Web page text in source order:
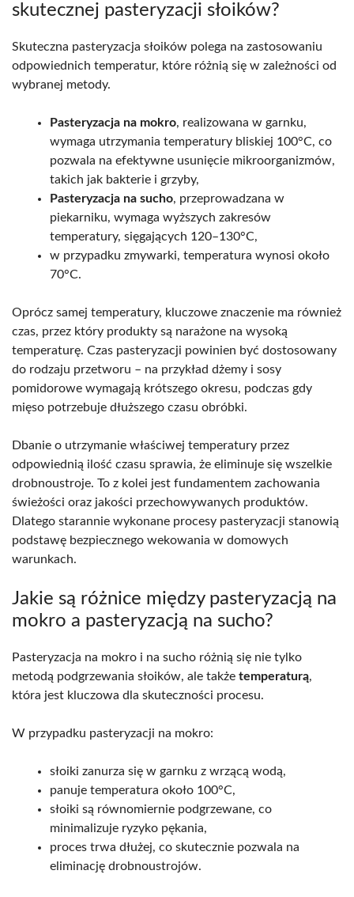
skutecznej pasteryzacji słoików?
Skuteczna pasteryzacja słoików polega na zastosowaniu
odpowiednich temperatur, które różnią się w zależności od
wybranej metody.
Pasteryzacja na mokro, realizowana w garnku,
wymaga utrzymania temperatury bliskiej 100°C, co
pozwala na efektywne usunięcie mikroorganizmów,
takich jak bakterie i grzyby,
Pasteryzacja na sucho, przeprowadzana w
piekarniku, wymaga wyższych zakresów
temperatury, sięgających 120–130°C,
w przypadku zmywarki, temperatura wynosi około
70°C.
Oprócz samej temperatury, kluczowe znaczenie ma również
czas, przez który produkty są narażone na wysoką
temperaturę. Czas pasteryzacji powinien być dostosowany
do rodzaju przetworu – na przykład dżemy i sosy
pomidorowe wymagają krótszego okresu, podczas gdy
mięso potrzebuje dłuższego czasu obróbki.
Dbanie o utrzymanie właściwej temperatury przez
odpowiednią ilość czasu sprawia, że eliminuje się wszelkie
drobnoustroje. To z kolei jest fundamentem zachowania
świeżości oraz jakości przechowywanych produktów.
Dlatego starannie wykonane procesy pasteryzacji stanowią
podstawę bezpiecznego wekowania w domowych
warunkach.
Jakie są różnice między pasteryzacją na
mokro a pasteryzacją na sucho?
Pasteryzacja na mokro i na sucho różnią się nie tylko
metodą podgrzewania słoików, ale także temperaturą,
która jest kluczowa dla skuteczności procesu.
W przypadku pasteryzacji na mokro:
słoiki zanurza się w garnku z wrzącą wodą,
panuje temperatura około 100°C,
słoiki są równomiernie podgrzewane, co
minimalizuje ryzyko pękania,
proces trwa dłużej, co skutecznie pozwala na
eliminację drobnoustrojów.